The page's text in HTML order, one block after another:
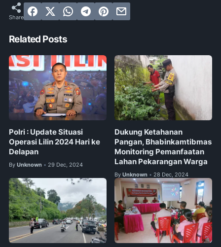
Related Posts
Polri : Update Situasi
Operasi Lilin 2024 Hari ke
Delapan
By Unknown • 29 Dec, 2024
Dukung Ketahanan
Pangan, Bhabinkamtibmas
Monitoring Pemanfaatan
Lahan Pekarangan Warga
By Unknown • 28 Dec, 2024